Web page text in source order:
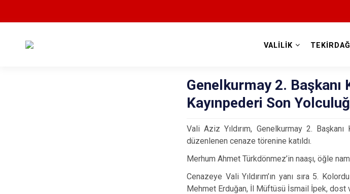
VALİLİK TEKİRDAĞ
Genelkurmay 2. Başkanı
Kayınpederi Son
Vali Aziz Yıldırım, Genelkurmay 2.
düzenlenen cenaze törenine katıldı.
Merhum Ahmet Türkdönmez’in naaşı, öğle
Cenazeye Vali Yıldırım’ın yanı sıra 5.
Mehmet Erduğan, İl Müftüsü İsmail İpek, dost